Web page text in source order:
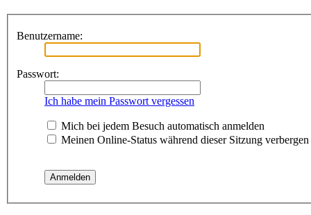
Benutzername:
Passwort:
Ich habe mein Passwort vergessen
Mich bei jedem Besuch automatisch anmelden
Meinen Online-Status während dieser Sitzung verbergen